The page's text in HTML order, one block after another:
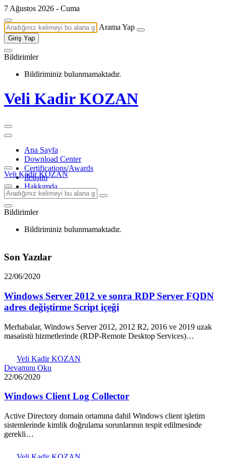
7 Ağustos 2026 - Cuma
Arama Yap
Giriş Yap
Bildirimler
Bildiriminiz bulunmamaktadır.
Veli Kadir KOZAN
Ana Sayfa
Download Center
Certifications/Awards
İletişim
Hakkımda
Veli Kadir KOZAN
Bildirimler
Bildiriminiz bulunmamaktadır.
Son Yazılar
22/06/2020
Windows Server 2012 ve sonra RDP Server FQDN
adres değiştirme Script içeği
Merhabalar, Windows Server 2012, 2012 R2, 2016 ve 2019 uzak
masaüstü hizmetlerinde (RDP-Remote Desktop Services)…
Veli Kadir KOZAN
Devamını Oku
22/06/2020
Windows Client Log Collector
Active Directory domain ortamına dahil Windows client işletim
sistemlerinde kimlik doğrulama sorunlarının tespit edilmesinde
gerekli…